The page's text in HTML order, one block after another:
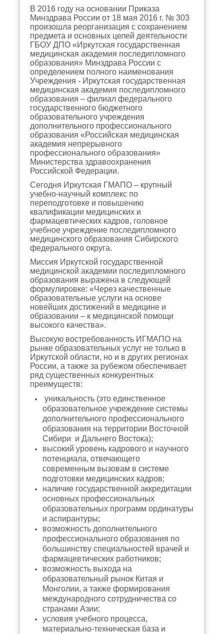
В 2016 году на основании Приказа
Минздрава России от 18 мая 2016 г. № 303
произошла реорганизация с сохранением
предмета и основных целей деятельности
ГБОУ ДПО «Иркутская государственная
медицинская академия последипломного
образования» Минздрава России с
определением полного наименования
Учреждения - Иркутская государственная
медицинская академия последипломного
образования – филиал федерального
государственного бюджетного
образовательного учреждения
дополнительного профессионального
образования «Российская медицинская
академия непрерывного
профессионального образования»
Министерства здравоохранения
Российской Федерации.
Сегодня Иркутская ГМАПО – крупный
учебно-научный комплекс по
переподготовке и повышению
квалификации медицинских и
фармацевтических кадров, головное
учебное учреждение последипломного
медицинского образования Сибирского
федерального округа.
Миссия Иркутской государственной
медицинской академии последипломного
образования выражена в следующей
формулировке: «Через качественные
образовательные услуги на основе
новейших достижений в медицине и
образовании – к медицинской помощи
высокого качества».
Высокую востребованность ИГМАПО на
рынке образовательных услуг не только в
Иркутской области, но и в других регионах
России, а также за рубежом обеспечивает
ряд существенных конкурентных
преимуществ:
уникальность (это единственное
образовательное учреждение системы
дополнительного профессионального
образования на территории Восточной
Сибири и Дальнего Востока);
высокий уровень кадрового и научного
потенциала, отвечающего
современным вызовам в системе
подготовки медицинских кадров;
наличие государственной аккредитации
основных профессиональных
образовательных программ ординатуры
и аспирантуры;
возможность дополнительного
профессионального образования по
большинству специальностей врачей и
фармацевтических работников;
возможность выхода на
образовательный рынок Китая и
Монголии, а также формирования
международного сотрудничества со
странами Азии;
условия учебного процесса,
материально-техническая база и